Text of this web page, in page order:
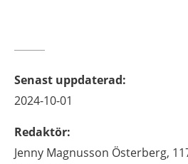
Senast uppdaterad:
2024-10-01
Redaktör:
Jenny Magnusson Österberg,